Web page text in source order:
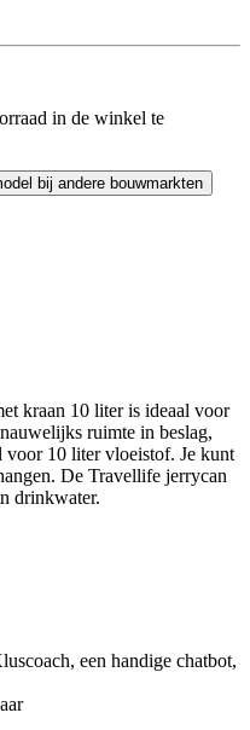
in de winkel te
bij andere bouwmarkten
kraan 10 liter is ideaal voor
ruimte in beslag,
10 liter vloeistof. Je kunt
De Travellife jerrycan
drinkwater.
een handige chatbot,